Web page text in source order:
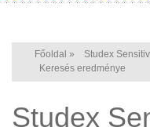
Főoldal » Studex
Keresés eredménye
Studex